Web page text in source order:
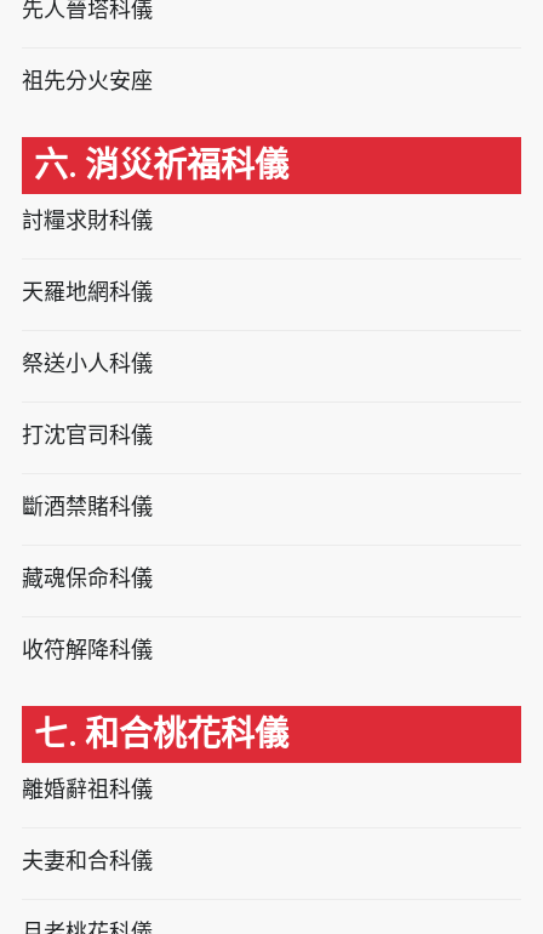
先人晉塔科儀
祖先分火安座
六. 消災祈福科儀
討糧求財科儀
天羅地網科儀
祭送小人科儀
打沈官司科儀
斷酒禁賭科儀
藏魂保命科儀
收符解降科儀
七. 和合桃花科儀
離婚辭祖科儀
夫妻和合科儀